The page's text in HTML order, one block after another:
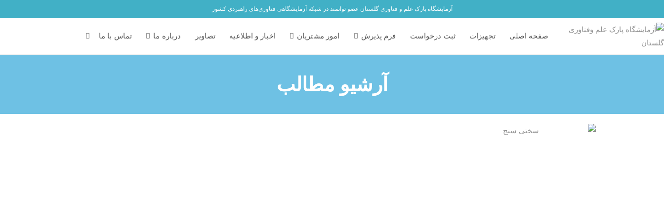
آزمایشگاه پارک علم و فناوری گلستان عضو توانمند در شبکه آزمایشگاهی فناوری‌های راهبردی کشور
صفحه اصلی تجهیزات ثبت درخواست فرم پذیرش امور مشتریان اخبار و اطلاعیه تصاویر درباره ما تماس با ما
آرشیو مطالب